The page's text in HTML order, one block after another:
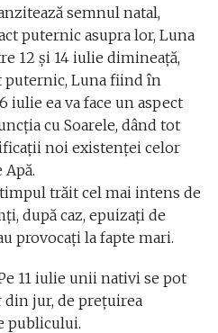
semnul natal,
puternic asupra lor, Luna
12 și 14 iulie dimineață,
Luna fiind în
iulie ea va face un aspect
cu Soarele, dând tot
noi existenței celor
trăit cel mai intens de
după caz, epuizați de
provocați la fapte mari.
11 iulie unii nativi se pot
din jur, de prețuirea
publicului.